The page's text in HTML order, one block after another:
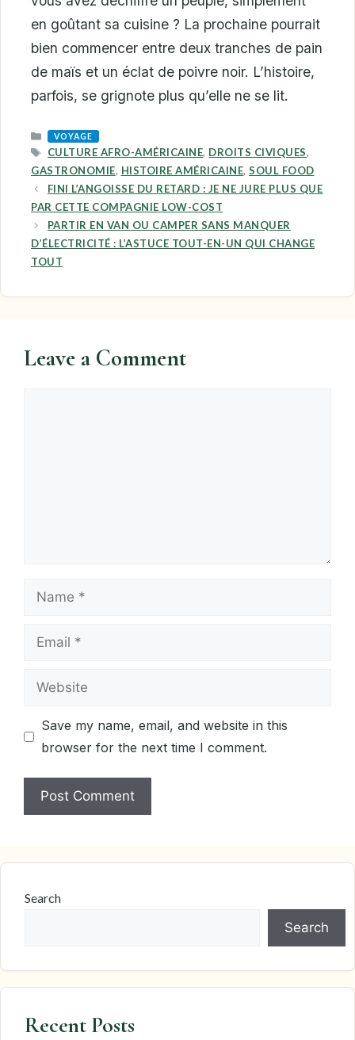
en goûtant sa cuisine ? La prochaine pourrait
bien commencer entre deux tranches de pain
de maïs et un éclat de poivre noir. L’histoire,
parfois, se grignote plus qu’elle ne se lit.
CATEGORIES
VOYAGE
TAGS
CULTURE AFRO-AMÉRICAINE, DROITS CIVIQUES,
GASTRONOMIE, HISTOIRE AMÉRICAINE, SOUL FOOD
FINI L’ANGOISSE DU RETARD : JE NE JURE PLUS QUE
PAR CETTE COMPAGNIE LOW-COST
PARTIR EN VAN OU CAMPER SANS MANQUER
D’ÉLECTRICITÉ : L’ASTUCE TOUT-EN-UN QUI CHANGE
TOUT
Leave a Comment
Name
Email
Website
Save my name, email, and website in this
browser for the next time I comment.
Search
Search
Recent Posts